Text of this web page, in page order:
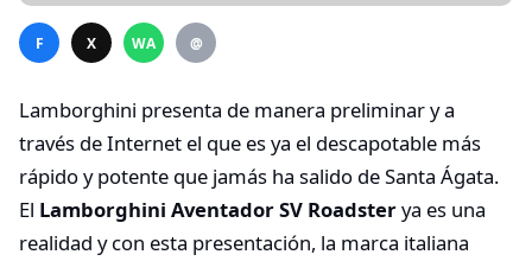
F X WA @
Lamborghini presenta de manera preliminar y a
través de Internet el que es ya el descapotable más
rápido y potente que jamás ha salido de Santa Ágata.
El Lamborghini Aventador SV Roadsterya es una
realidad y con esta presentación, la marca italiana